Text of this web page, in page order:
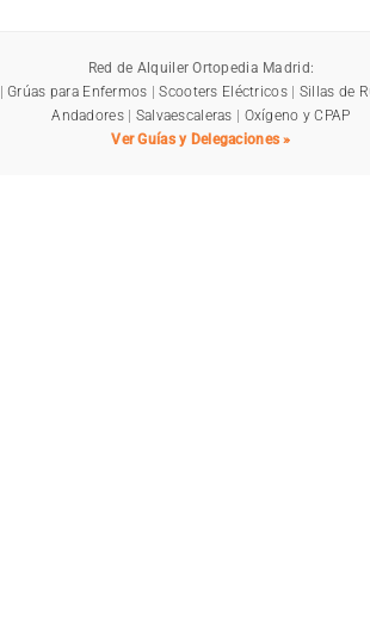
Red de Alquiler Ortopedia Madrid:
|Grúas para Enfermos |Scooters Eléctricos| Sillas de
Andadores| Salvaescaleras | Oxígeno y CPAP
Ver Guías y Delegaciones »